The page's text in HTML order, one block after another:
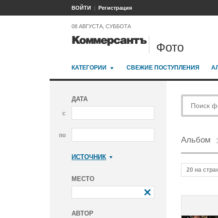
ВОЙТИ Регистрация
08 АВГУСТА, СУББОТА
Фото
КАТЕГОРИИ СВЕЖИЕ ПОСТУПЛЕНИЯ
ДАТА
с
по
ИСТОЧНИК
МЕСТО
АВТОР
Альбом
20 на